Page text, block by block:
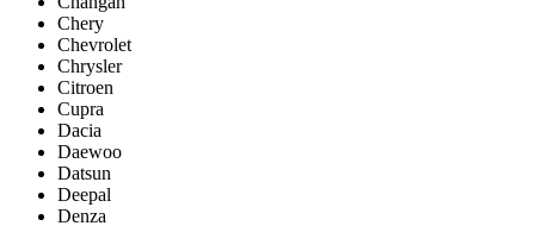
Chery
Chevrolet
Chrysler
Citroen
Cupra
Dacia
Daewoo
Datsun
Deepal
Denza